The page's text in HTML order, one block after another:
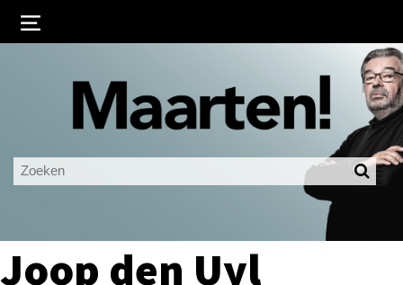
Ingelogd blijven
LOGIN
Joop den Uyl